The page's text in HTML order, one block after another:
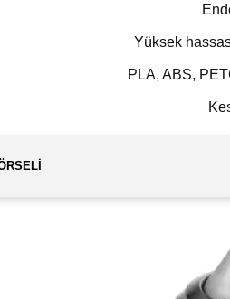
Yüksek
PLA, ABS,